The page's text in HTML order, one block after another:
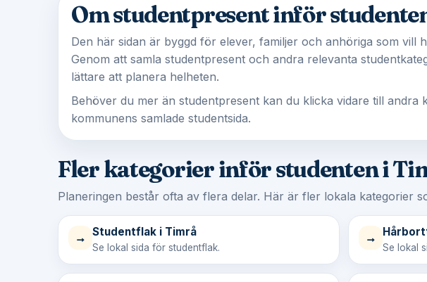
Om studentpresent inför
Den här sidan är byggd för elever, familjer och anhöriga som vill
Genom att samla studentpresent och andra relevanta
lättare att planera helheten.
Behöver du mer än studentpresent kan du klicka vidare till andra
kommunens samlade studentsida.
Fler kategorier inför studenten i
Planeringen består ofta av flera delar. Här är fler lokala kategorier
→ Studentflak i Timrå
Se lokal sida för studentflak.
→
Se lokal